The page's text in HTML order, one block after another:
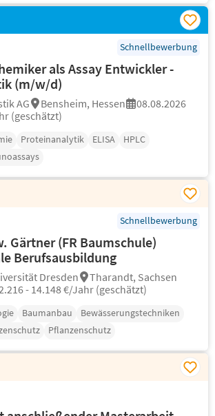
Schnellbewerbung
als Assay Entwickler -
(m/w/d)
AG Bensheim, Hessen
08.08.2026
(geschätzt)
Proteinanalytik ELISA
HPLC
Schnellbewerbung
Gärtner (FR Baumschule)
Berufsausbildung
Dresden
Tharandt, Sachsen
- 14.148 €/Jahr (geschätzt)
Baumanbau
Bewässerungstechniken
Pflanzenschutz